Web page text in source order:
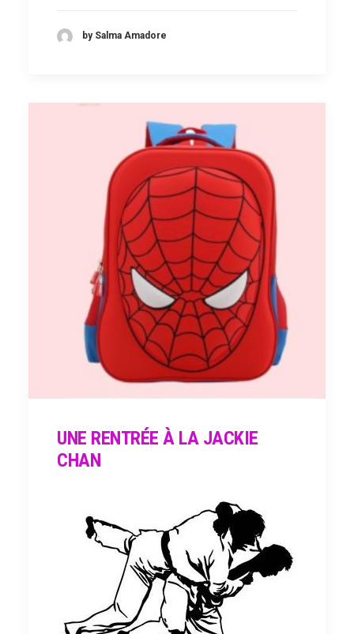
by Salma Amadore
UNE RENTRÉE À LA JACKIE
CHAN